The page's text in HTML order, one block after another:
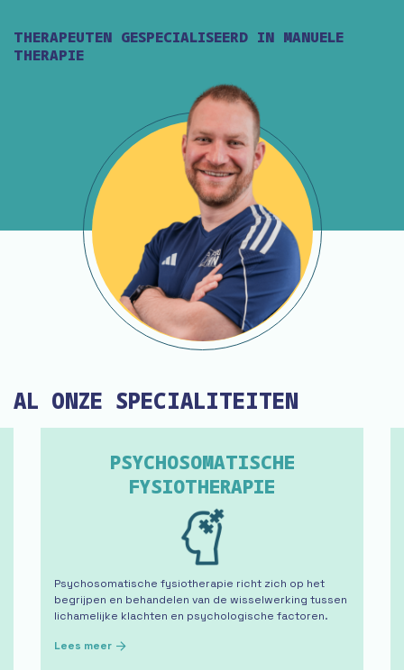
THERAPEUTEN GESPECIALISEERD IN MANUELE
THERAPIE
AL ONZE SPECIALITEITEN
PSYCHOSOMATISCHE
FYSIOTHERAPIE
Psychosomatische fysiotherapie richt zich op het
begrijpen en behandelen van de wisselwerking tussen
lichamelijke klachten en psychologische factoren.
Lees meer